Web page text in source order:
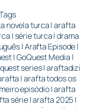
novela turca | arafta
| série turca | drama
| Arafta Episode |
| GoQuest Media |
series | araftadizi
| arafta todos os
episódio | arafta
série | arafta 2025 |